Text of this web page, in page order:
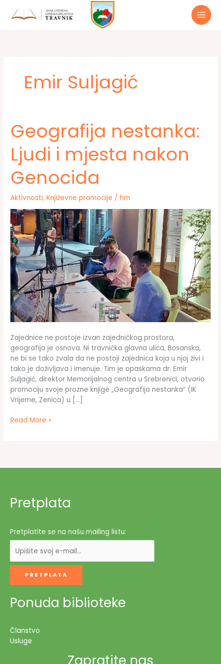
Emir Suljagić
Geografija nestanka:
Ljudi i mjesta nakon
Genocida
Aktivnosti,Književne promocije /hm
Zajednice ne postoje izvan zajedničkog prostora,
geografija je osnova. Ni travnička glavna ulica, Bosanska,
ne bi se tako zvala da ne postoji zajednica koja u njoj živi i
tako je doživljava i imenuje. Tim je opaskama dr. Emir
Suljagić, direktor Memorijalnog centra u Srebrenici, otvorio
promociju svoje prozne knjige „Geografija nestanka“ (IK
Vrijeme, Zenica) u […]
Geografija
Read More »
Pretplata
Pretplatite se na našu mailing listu:
Ponuda biblioteke
Članstvo
Usluge
Zapratite nas